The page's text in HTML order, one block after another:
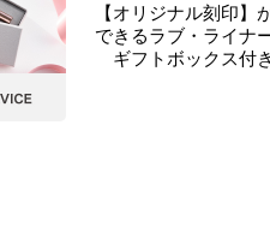
【オリジナル刻印】
できるラブ・ライナ
ギフトボックス付き